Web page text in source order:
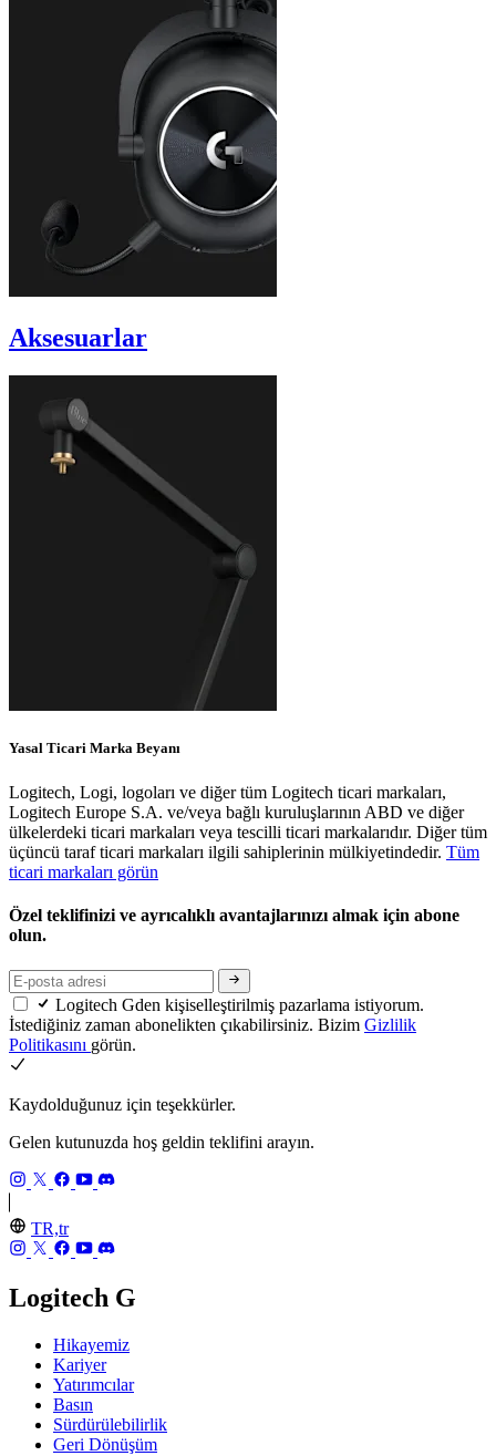
Aksesuarlar
Yasal Ticari Marka Beyanı
Logitech, Logi, logoları ve diğer tüm Logitech ticari markaları,
Logitech Europe S.A. ve/veya bağlı kuruluşlarının ABD ve diğer
ülkelerdeki ticari markaları veya tescilli ticari markalarıdır. Diğer tüm
üçüncü taraf ticari markaları ilgili sahiplerinin mülkiyetindedir. Tüm
ticari markaları görün
Özel teklifinizi ve ayrıcalıklı avantajlarınızı almak için abone
olun.
Logitech Gden kişiselleştirilmiş pazarlama istiyorum.
İstediğiniz zaman abonelikten çıkabilirsiniz. Bizim Gizlilik
Politikasını görün.
Kaydolduğunuz için teşekkürler.
Gelen kutunuzda hoş geldin teklifini arayın.
TR,tr
Logitech G
Hikayemiz
Kariyer
Yatırımcılar
Basın
Sürdürülebilirlik
Geri Dönüşüm